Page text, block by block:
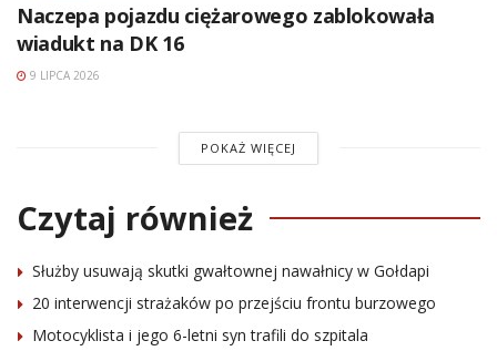
Naczepa pojazdu ciężarowego zablokowała
wiadukt na DK 16
9 LIPCA 2026
POKAŻ WIĘCEJ
Czytaj również
Służby usuwają skutki gwałtownej nawałnicy w Gołdapi
20 interwencji strażaków po przejściu frontu burzowego
Motocyklista i jego 6-letni syn trafili do szpitala